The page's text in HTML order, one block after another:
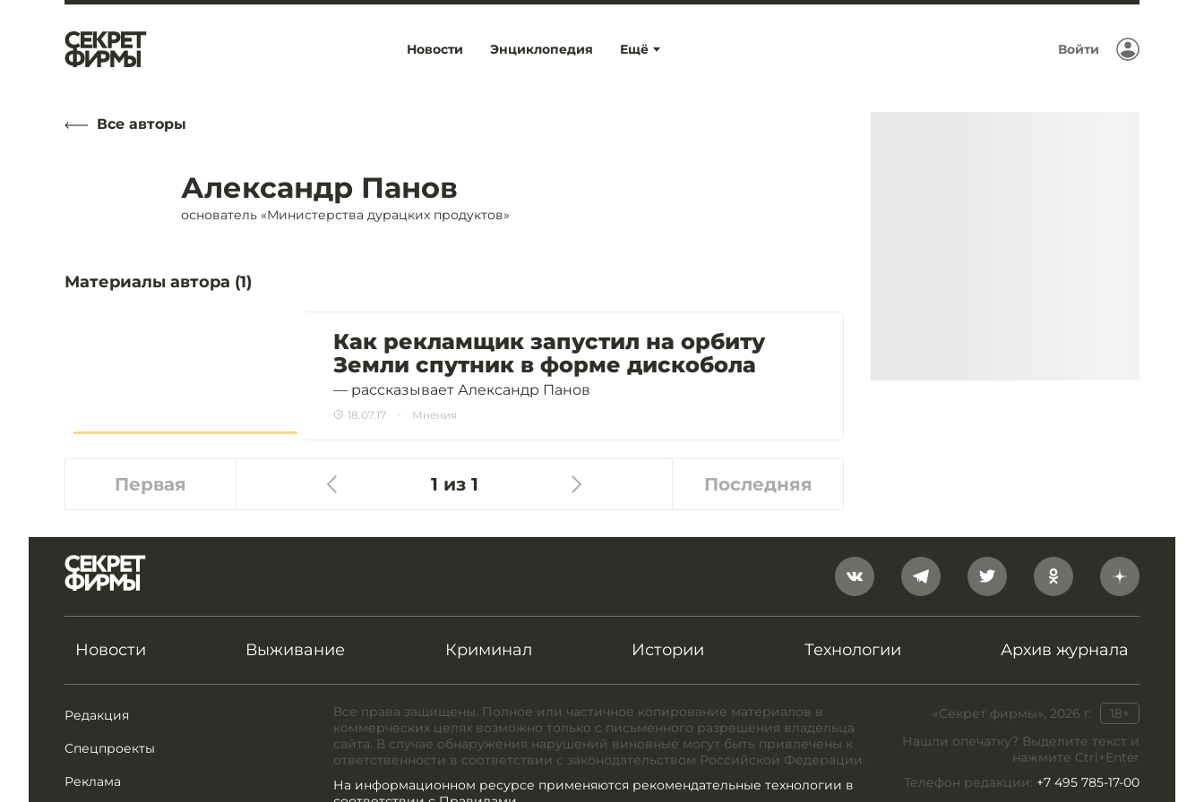
Ещё
Новости Энциклопедия Войти
Все авторы
Александр Панов
основатель «Министерства дурацких продуктов»
Материалы автора (1)
Как рекламщик запустил на орбиту
Земли спутник в форме дискобола
— рассказывает Александр Панов
18.07.17 Мнения
Первая 1 из 1 Последняя
Новости Выживание Криминал Истории Технологии Архив журнала
Редакция
Спецпроекты
Реклама
«Секрет фирмы», 2026 г.
18+
Нашли опечатку? Выделите текст и
нажмите Ctrl+Enter
Телефон редакции: +7 495 785-17-00
Все права защищены. Полное или частичное копирование материалов в
коммерческих целях возможно только с письменного разрешения владельца
сайта. В случае обнаружения нарушений виновные могут быть привлечены к
ответственности в соответствии с законодательством Российской Федерации.
На информационном ресурсе применяются рекомендательные технологии в